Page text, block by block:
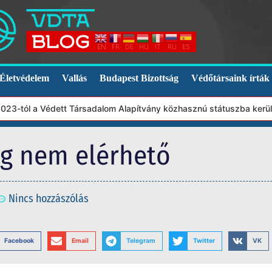
EN FR DE HU IT RU ES
Vallás Budapest Bizottság Védőtársaink írták
Védett Társadalom Alapítvány közhasznú státuszba került.
nem elérhető
Nincs hozzászólás
Facebook Email Telegram Twitter VK